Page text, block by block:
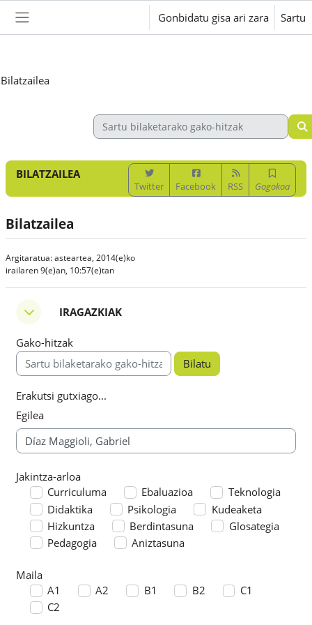
Alboko panela
Gonbidatu gisa ari zara Sartu
Bilatzailea
BILATZAILEA
Twitter Facebook RSS Gogokoa
Bilatzailea
Argitaratua: asteartea, 2014(e)ko
irailaren 9(e)an, 10:57(e)tan
Iragazkiak
IragazkiakIRAGAZKIAK
Gako-hitzak
Gako-hitzak
Erakutsi gutxiago...
Egilea
Jakintza-arloa
Jakintza-arloa
Curriculuma Ebaluazioa
Teknologia
Didaktika
Psikologia
Kudeaketa
Hizkuntza
Berdintasuna
Glosategia
Pedagogia
Aniztasuna
Maila
MailaA1 A2 B1 B2
C1
C2